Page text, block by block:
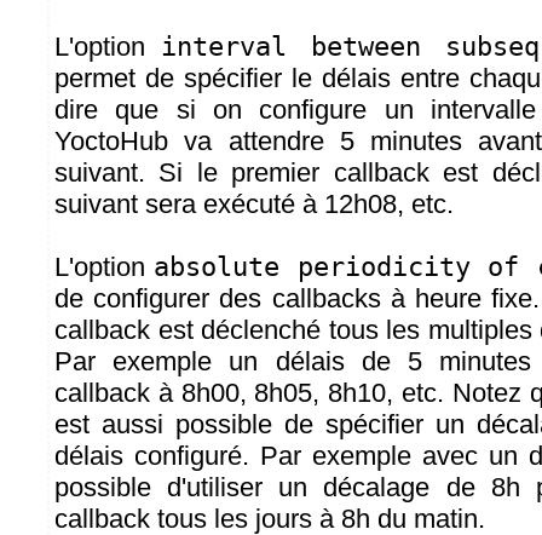
L'option interval between
permet de spécifier le délais entre
dire que si on configure un
YoctoHub va attendre 5 minutes
suivant. Si le premier callback est
suivant sera exécuté à 12h08, etc.
L'option absolute periodicity of
de configurer des callbacks à heure
callback est déclenché tous les
Par exemple un délais de 5
callback à 8h00, 8h05, 8h10, etc. Notez
est aussi possible de spécifier un
délais configuré. Par exemple avec un
possible d'utiliser un décalage de 8h
callback tous les jours à 8h du matin.